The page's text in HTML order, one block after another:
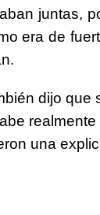
juntas,
era de
dijo que
una